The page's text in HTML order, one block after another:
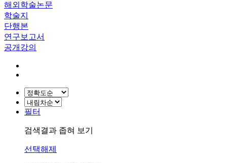
해외학술논문
학술지
단행본
연구보고서
공개강의
필터
검색결과 좁혀 보기
선택해제